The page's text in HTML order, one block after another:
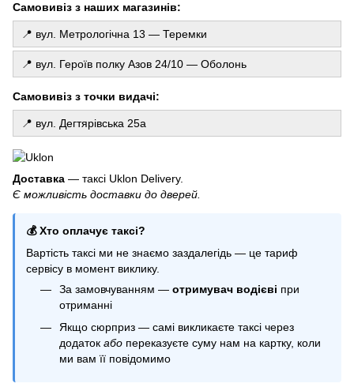
Набори повітряних кульок
Купити свічку ручної роботи
Кульки в коробці
Гелеві кульки з конфеті
Гелеві кульки цифри
Свічки ціна
Кульки латексні
Свічки з таємним написом
Кульки майнкрафт
Свічки набір купити
Кульки браш
Свічка цифра
Кульки щенячий патруль
Самовивіз з наших магазинів:
📍 вул. Метрологічна 13 — Теремки
📍 вул. Героїв полку Азов 24/10 — Оболонь
Самовивіз з точки видачі:
📍 вул. Дегтярівська 25а
Доставка — таксі Uklon Delivery.
Є можливість доставки до дверей.
💰 Хто оплачує таксі?
Вартість таксі ми не знаємо заздалегідь — це тариф
сервісу в момент виклику.
За замовчуванням — отримувач водієві при
отриманні
Якщо сюрприз — самі викликаєте таксі через
додаток або переказуєте суму нам на картку, коли
ми вам її повідомимо